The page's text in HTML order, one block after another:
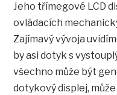
Jeho třímegové LCD
ovládacích
Zajímavý vývoja
by asi dotyk s
všechno může být
dotykový displej,